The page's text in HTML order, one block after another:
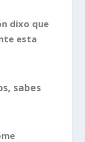
dixo que
esta
sabes